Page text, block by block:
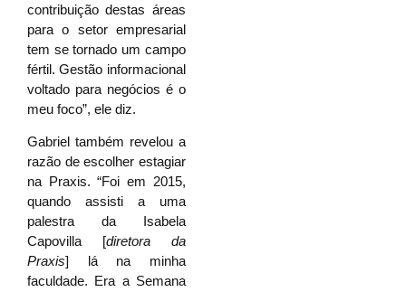
contribuição destas áreas
para o setor empresarial
tem se tornado um campo
fértil. Gestão informacional
voltado para negócios é o
meu foco”, ele diz.
Gabriel também revelou a
razão de escolher estagiar
na Praxis. “Foi em 2015,
quando assisti a uma
palestra da Isabela
Capovilla [diretora da
Praxis] lá na minha
faculdade. Era a Semana